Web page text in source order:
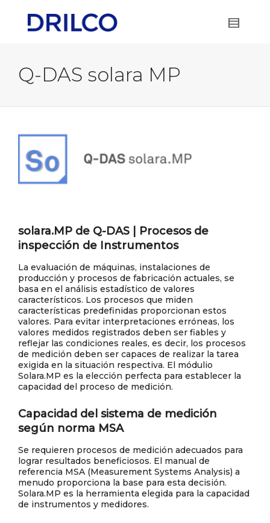
Q-DAS solara MP
solara.MP de Q-DAS | Procesos de
inspección de Instrumentos
La evaluación de máquinas, instalaciones de
producción y procesos de fabricación actuales, se
basa en el análisis estadístico de valores
característicos. Los procesos que miden
características predefinidas proporcionan estos
valores. Para evitar interpretaciones erróneas, los
valores medidos registrados deben ser fiables y
reflejar las condiciones reales, es decir, los procesos
de medición deben ser capaces de realizar la tarea
exigida en la situación respectiva. El módulio
Solara.MP es la elección perfecta para establecer la
capacidad del proceso de medición.
Capacidad del sistema de medición
según norma MSA
Se requieren procesos de medición adecuados para
lograr resultados beneficiosos. El manual de
referencia MSA (Measurement Systems Analysis) a
menudo proporciona la base para esta decisión.
Solara.MP es la herramienta elegida para la capacidad
de instrumentos y medidores.